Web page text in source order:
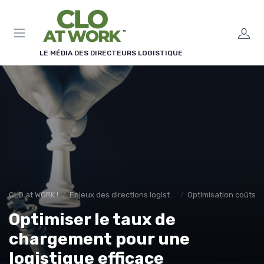
LE MÉDIA DES DIRECTEURS LOGISTIQUE
CLO at WORK ! Enjeux des directions logistiques Optimisation coûts
Optimiser le taux de
chargement pour une
logistique efficace
Panneau de gestion des cookies